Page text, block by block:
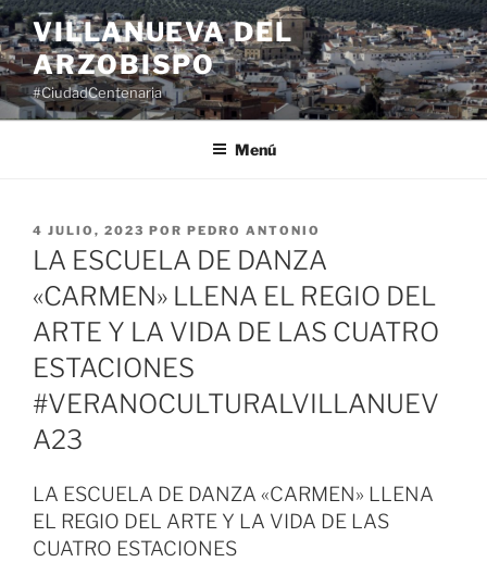
Saltar
al
contenido
VILLANUEVA DEL
ARZOBISPO
#CiudadCentenaria
Menú
PUBLICADO
EL
4 JULIO, 2023 POR PEDRO ANTONIO
LA ESCUELA DE DANZA
«CARMEN» LLENA EL REGIO DEL
ARTE Y LA VIDA DE LAS CUATRO
ESTACIONES
#VERANOCULTURALVILLANUEV
A23
LA ESCUELA DE DANZA «CARMEN» LLENA
EL REGIO DEL ARTE Y LA VIDA DE LAS
CUATRO ESTACIONES